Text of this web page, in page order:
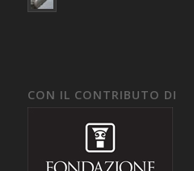
CON IL CONTRIBUTO DI